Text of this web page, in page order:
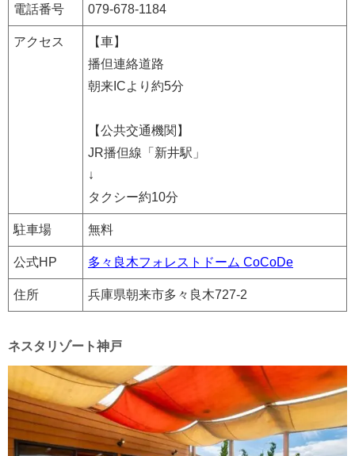
電話番号 079-678-1184
アクセス
【車】
播但連絡道路
朝来ICより約5分
【公共交通機関】
JR播但線「新井駅」
↓
タクシー約10分
駐車場 無料
公式HP 多々良木フォレストドーム CoCoDe
住所 兵庫県朝来市多々良木727-2
ネスタリゾート神戸